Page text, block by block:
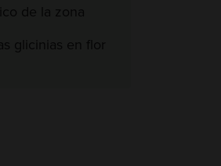
de la zona
glicinias en flor